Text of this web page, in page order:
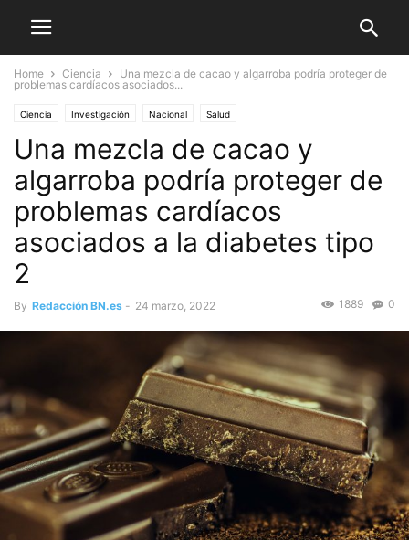
Home Ciencia
Una mezcla de cacao y algarroba podría proteger de
problemas cardíacos asociados...
Ciencia Investigación Nacional Salud
Una mezcla de cacao y
algarroba podría proteger de
problemas cardíacos
asociados a la diabetes tipo
2
By Redacción BN.es - 24 marzo, 2022 0
1889